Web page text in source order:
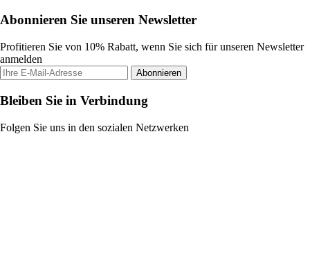
Abonnieren Sie unseren Newsletter
Profitieren Sie von 10% Rabatt, wenn Sie sich für unseren Newsletter
anmelden
Abonnieren
Bleiben Sie in Verbindung
Folgen Sie uns in den sozialen Netzwerken